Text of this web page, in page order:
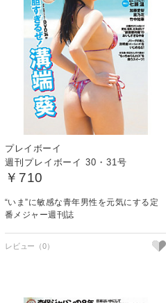
プレイボーイ
週刊プレイボーイ 30・31号
￥710
“いま”に敏感な青年男性を元気にする定
番メジャー週刊誌